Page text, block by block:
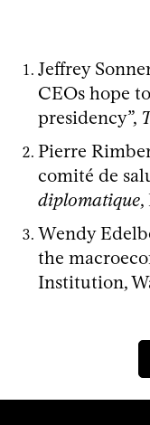
Jeffrey
CEOs hope
presidency”,
Pierre
comité de
diplomatique,
Wendy
the
Institution,